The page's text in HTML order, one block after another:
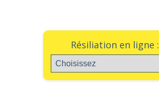
Résiliation en ligne :